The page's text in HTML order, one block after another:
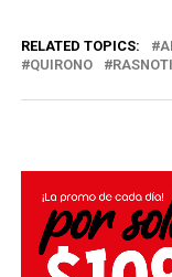
RELATED TOPICS:
QUIRONO